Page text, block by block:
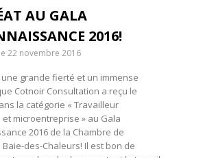
AU GALA
2016!
22 novembre 2016
une grande fierté et un immense
Cotnoir Consultation a reçu le
la catégorie « Travailleur
microentreprise » au Gala
2016 de la Chambre de
Baie-des-Chaleurs! Il est bon de